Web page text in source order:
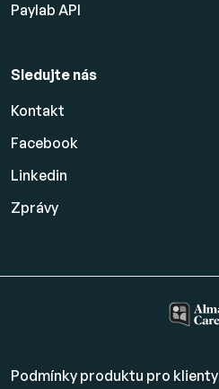
Paylab API
Sledujte nás
Kontakt
Facebook
Linkedin
Zprávy
Podmínky produktu pro klienty